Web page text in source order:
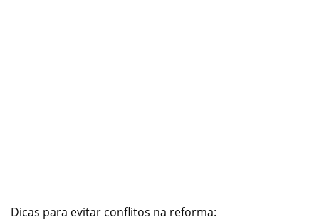
Dicas para evitar conflitos na reforma: